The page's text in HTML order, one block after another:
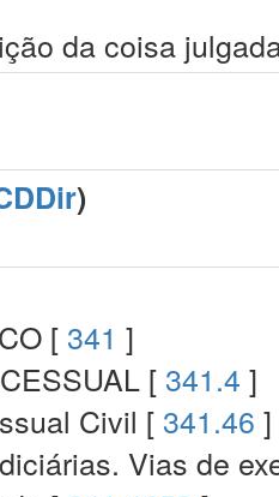
da coisa
)
[ 341 ]
[ 341.4 ]
Civil [ 341.46 ]
Vias de